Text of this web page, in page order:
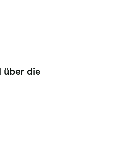
über die